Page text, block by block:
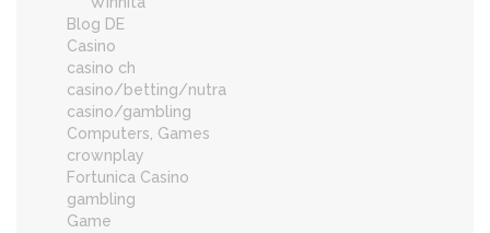
Blog DE
Casino
casino ch
casino/betting/nutra
casino/gambling
Computers, Games
crownplay
Fortunica Casino
gambling
Game